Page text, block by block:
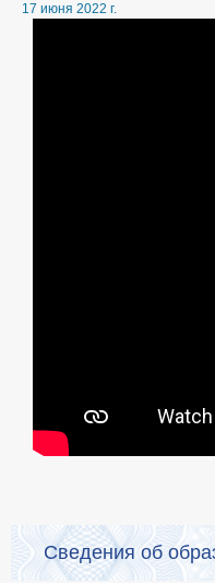
17 июня 2022 г.
Сведения об